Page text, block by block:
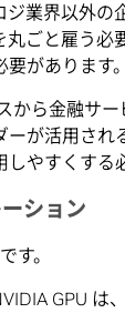
ジ業界以外の
丸ごと雇う必
があります。
から金融サ
ーが活用され
やすくする
ション
す。
GPU は